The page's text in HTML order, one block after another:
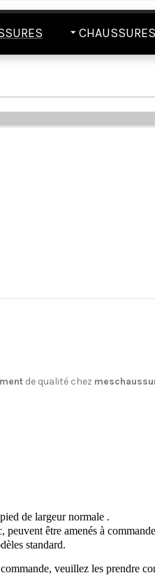
de qualité chez
de largeur normale .
être amenés à
standard.
veuillez les prendre